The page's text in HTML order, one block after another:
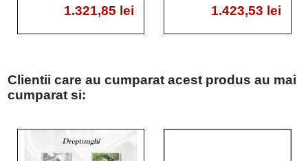
1.321,85 lei 1.423,53 lei
Clientii care au cumparat acest produs au mai
cumparat si: